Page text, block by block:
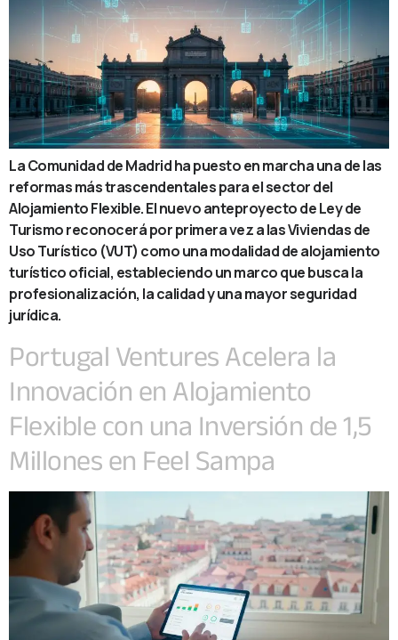
La Comunidad de Madrid ha puesto en marcha una de las
reformas más trascendentales para el sector del
Alojamiento Flexible. El nuevo anteproyecto de Ley de
Turismo reconocerá por primera vez a las Viviendas de
Uso Turístico (VUT) como una modalidad de alojamiento
turístico oficial, estableciendo un marco que busca la
profesionalización, la calidad y una mayor seguridad
jurídica.
Portugal Ventures Acelera la
Innovación en Alojamiento
Flexible con una Inversión de 1,5
Millones en Feel Sampa